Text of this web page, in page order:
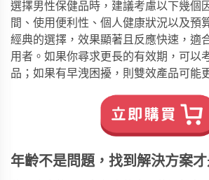
選擇男性保健品時，建議考慮以下幾個
間、使用便利性、個人健康狀況以及預
經典的選擇，效果顯著且反應快速，適
用者。如果你尋求更長的有效期，可以
品；如果有早洩困擾，則雙效產品可能
年齡不是問題，找到解決方案